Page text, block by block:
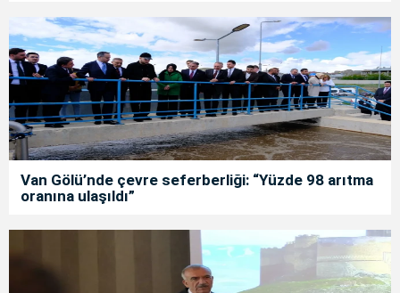
Van Gölü’nde çevre seferberliği: “Yüzde 98 arıtma
oranına ulaşıldı”